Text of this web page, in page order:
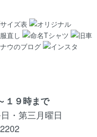
１９時まで
・第三月曜日